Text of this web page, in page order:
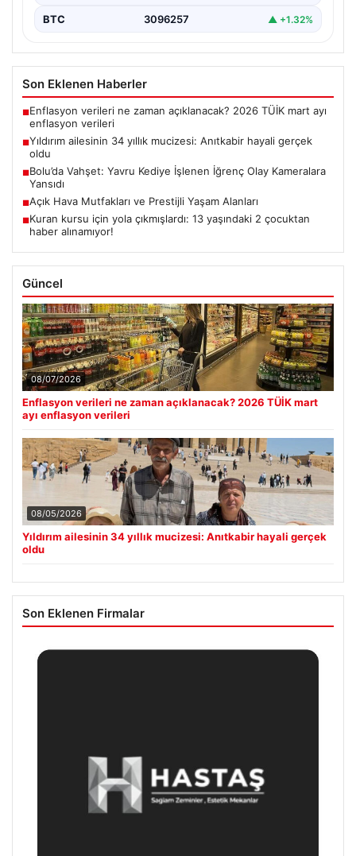
BTC 3096257 ▲ +1.32%
Son Eklenen Haberler
■Enflasyon verileri ne zaman açıklanacak? 2026 TÜİK mart ayı
enflasyon verileri
■Yıldırım ailesinin 34 yıllık mucizesi: Anıtkabir hayali gerçek
oldu
■Bolu’da Vahşet: Yavru Kediye İşlenen İğrenç Olay Kameralara
Yansıdı
■Açık Hava Mutfakları ve Prestijli Yaşam Alanları
■Kuran kursu için yola çıkmışlardı: 13 yaşındaki 2 çocuktan
haber alınamıyor!
Güncel
08/07/2026
Enflasyon verileri ne zaman açıklanacak? 2026 TÜİK mart
ayı enflasyon verileri
08/05/2026
Yıldırım ailesinin 34 yıllık mucizesi: Anıtkabir hayali gerçek
oldu
Son Eklenen Firmalar